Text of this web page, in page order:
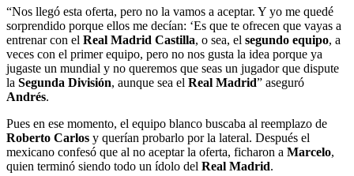
“Nos llegó esta oferta, pero no la vamos a aceptar. Y yo me quedé
sorprendido porque ellos me decían: ‘Es que te ofrecen que vayas a
entrenar con el Real Madrid Castilla, o sea, el segundo equipo, a
veces con el primer equipo, pero no nos gusta la idea porque ya
jugaste un mundial y no queremos que seas un jugador que dispute
la Segunda División, aunque sea el Real Madrid” aseguró
Andrés.
Pues en ese momento, el equipo blanco buscaba al reemplazo de
Roberto Carlos y querían probarlo por la lateral. Después el
mexicano confesó que al no aceptar la oferta, ficharon a Marcelo,
quien terminó siendo todo un ídolo del Real Madrid.